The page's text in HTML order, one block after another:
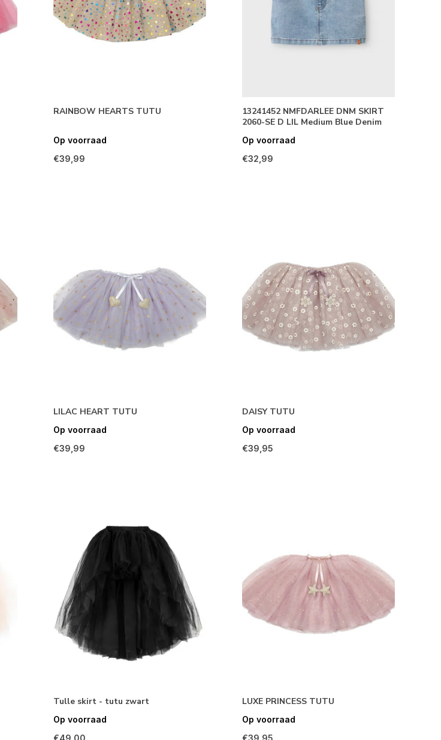
RAINBOW HEARTS TUTU
Op voorraad
€39,99
13241452 NMFDARLEE DNM SKIRT
2060-SE D LIL Medium Blue Denim
Op voorraad
€32,99
LILAC HEART TUTU
Op voorraad
€39,99
DAISY TUTU
Op voorraad
€39,95
Tulle skirt - tutu zwart
Op voorraad
€49,00
LUXE PRINCESS TUTU
Op voorraad
€39,95